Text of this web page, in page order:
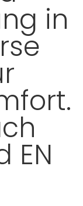
in
EN